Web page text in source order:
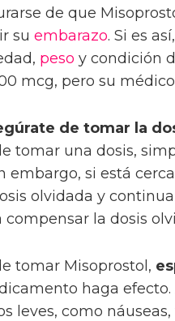
de que
su embarazo. Si es así,
peso y condición
mcg, pero su
de tomar la
tomar una dosis,
embargo, si está
olvidada y
compensar la dosis
tomar Misoprostol,
haga
leves, como